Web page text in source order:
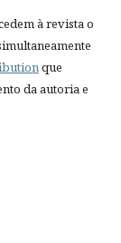
à revista o
que
da autoria e